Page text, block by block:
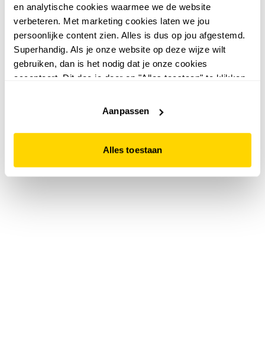
en analytische cookies waarmee we de website
verbeteren. Met marketing cookies laten we jou
persoonlijke content zien. Alles is dus op jou afgestemd.
Superhandig. Als je onze website op deze wijze wilt
gebruiken, dan is het nodig dat je onze cookies
accepteert. Dit doe je door op "Alles toestaan" te klikken.
website niet optimaal functioneert.
Aanpassen
Alles toestaan